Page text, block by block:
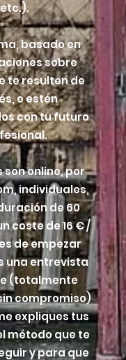
etc.).
basado en
sobre
te resulten de
o estén
con tu futuro
son online, por
individuales,
de 60
coste de 16 € /
de empezar
una entrevista
(totalmente
compromiso)
expliques tus
método que te
y para que